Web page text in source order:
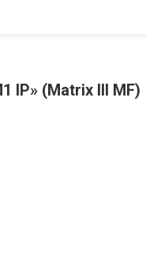
IP» (Matrix III MF)